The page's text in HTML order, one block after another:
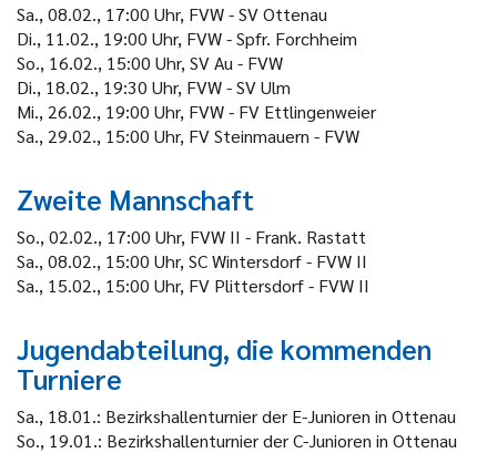
Sa., 08.02., 17:00 Uhr, FVW - SV Ottenau
Di., 11.02., 19:00 Uhr, FVW - Spfr. Forchheim
So., 16.02., 15:00 Uhr, SV Au - FVW
Di., 18.02., 19:30 Uhr, FVW - SV Ulm
Mi., 26.02., 19:00 Uhr, FVW - FV Ettlingenweier
Sa., 29.02., 15:00 Uhr, FV Steinmauern - FVW
Zweite Mannschaft
So., 02.02., 17:00 Uhr, FVW II - Frank. Rastatt
Sa., 08.02., 15:00 Uhr, SC Wintersdorf - FVW II
Sa., 15.02., 15:00 Uhr, FV Plittersdorf - FVW II
Jugendabteilung, die kommenden
Turniere
Sa., 18.01.: Bezirkshallenturnier der E-Junioren in Ottenau
So., 19.01.: Bezirkshallenturnier der C-Junioren in Ottenau